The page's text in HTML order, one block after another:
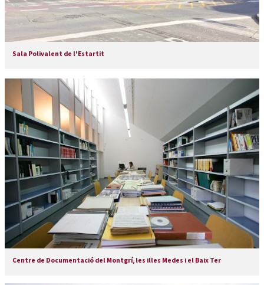
Sala Polivalent de l'Estartit
Centre de Documentació del Montgrí, les illes Medes i el Baix Ter